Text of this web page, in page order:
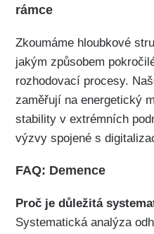
rámce
Zkoumáme hloubkové
jakým způsobem
rozhodovací procesy.
zaměřují na energetický
stability v extrémních
výzvy spojené s
FAQ: Demence
Proč je důležitá
Systematická analýza